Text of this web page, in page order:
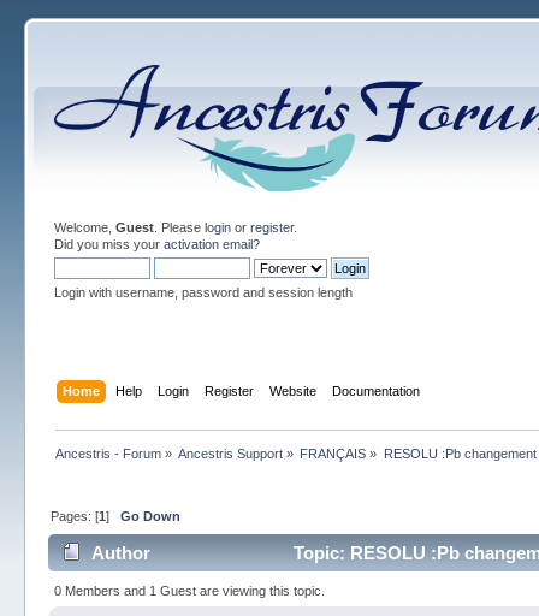
Welcome, Guest. Please loginor register.
Did you miss your activation email?
Login with username, password and session length
Home Help Login Register Website Documentation
Ancestris - Forum» Ancestris Support » FRANÇAIS » RESOLU :Pb
Pages: [1] Go Down
Author Topic: RESOLU :Pb
0 Members and 1 Guest are viewing this topic.